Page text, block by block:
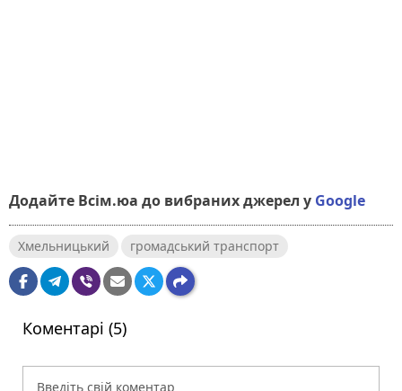
Додайте Всім.юа до вибраних джерел у Google
Хмельницький громадський транспорт
Коментарі (5)